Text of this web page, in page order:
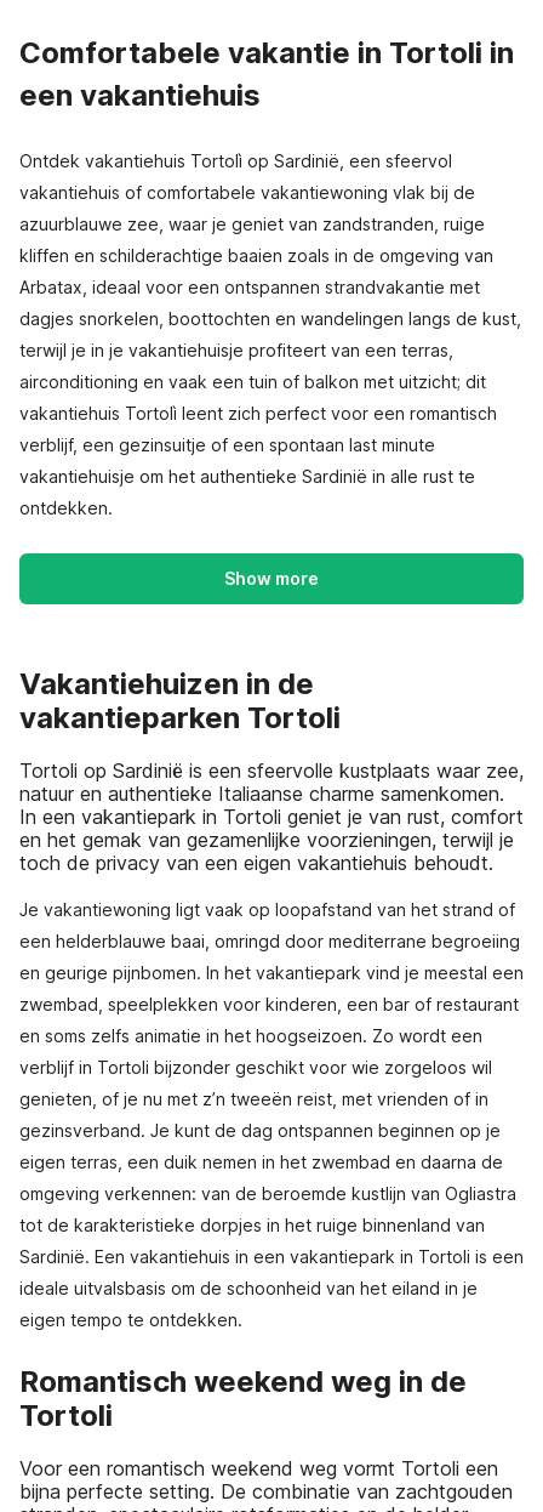
Comfortabele vakantie in Tortoli in
een vakantiehuis
Ontdek vakantiehuis Tortolì op Sardinië, een sfeervol
vakantiehuis of comfortabele vakantiewoning vlak bij de
azuurblauwe zee, waar je geniet van zandstranden, ruige
kliffen en schilderachtige baaien zoals in de omgeving van
Arbatax, ideaal voor een ontspannen strandvakantie met
dagjes snorkelen, boottochten en wandelingen langs de kust,
terwijl je in je vakantiehuisje profiteert van een terras,
airconditioning en vaak een tuin of balkon met uitzicht; dit
vakantiehuis Tortolì leent zich perfect voor een romantisch
verblijf, een gezinsuitje of een spontaan last minute
vakantiehuisje om het authentieke Sardinië in alle rust te
ontdekken.
Show more
Vakantiehuizen in de
vakantieparken Tortoli
Tortoli op Sardinië is een sfeervolle kustplaats waar zee,
natuur en authentieke Italiaanse charme samenkomen.
In een vakantiepark in Tortoli geniet je van rust, comfort
en het gemak van gezamenlijke voorzieningen, terwijl je
toch de privacy van een eigen vakantiehuis behoudt.
Je vakantiewoning ligt vaak op loopafstand van het strand of
een helderblauwe baai, omringd door mediterrane begroeiing
en geurige pijnbomen. In het vakantiepark vind je meestal een
zwembad, speelplekken voor kinderen, een bar of restaurant
en soms zelfs animatie in het hoogseizoen. Zo wordt een
verblijf in Tortoli bijzonder geschikt voor wie zorgeloos wil
genieten, of je nu met z’n tweeën reist, met vrienden of in
gezinsverband. Je kunt de dag ontspannen beginnen op je
eigen terras, een duik nemen in het zwembad en daarna de
omgeving verkennen: van de beroemde kustlijn van Ogliastra
tot de karakteristieke dorpjes in het ruige binnenland van
Sardinië. Een vakantiehuis in een vakantiepark in Tortoli is een
ideale uitvalsbasis om de schoonheid van het eiland in je
eigen tempo te ontdekken.
Romantisch weekend weg in de
Tortoli
Voor een romantisch weekend weg vormt Tortoli een
bijna perfecte setting. De combinatie van zachtgouden